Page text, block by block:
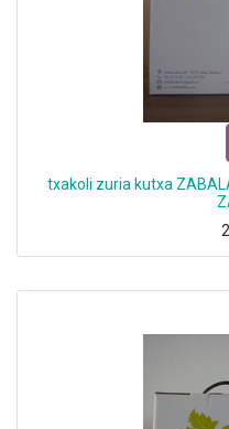
txakoli zuria kutxa